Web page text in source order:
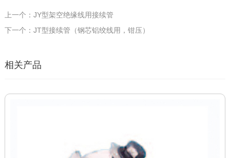
上一个：JY型架空绝缘线用接续管
下一个：JT型接续管（钢芯铝绞线用，钳压）
相关产品